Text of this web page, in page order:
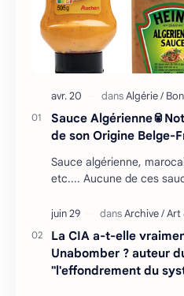
Sauce
de son Origine Belge-
Sauce algérienne,
etc.... Aucune de ces
La CIA a-t-elle
Unabomber ? auteur
"l'effondrement du